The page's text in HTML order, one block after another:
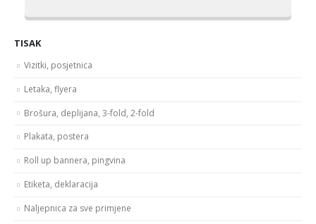
TISAK
Vizitki, posjetnica
Letaka, flyera
Brošura, deplijana, 3-fold, 2-fold
Plakata, postera
Roll up bannera, pingvina
Etiketa, deklaracija
Naljepnica za sve primjene